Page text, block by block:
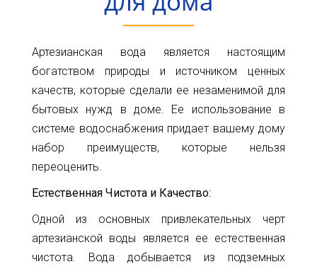
глубин
Новости
Статьи
Отзывы
Контакты
Вс.
Адрес:
ул.
Большая
Окружная,
4
(рядом
с
гипермаркетом
+38(098)856-
Артезианская вода является настоящим
богатством природы и источником ценных
качеств, которые сделали ее незаменимой для
бытовых нужд в доме. Ее использование в
системе водоснабжения придает вашему дому
набор преимуществ, которые нельзя
переоценить.
Естественная Чистота и Качество:
Одной из основных привлекательных черт
артезианской воды является ее естественная
чистота. Вода добывается из подземных